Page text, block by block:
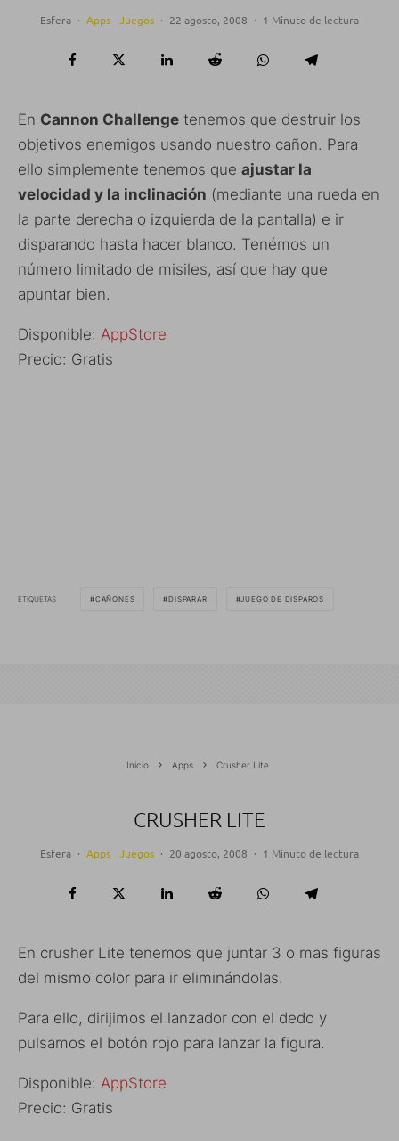
Esfera · Apps Juegos · 22 agosto, 2008 · 1 Minuto de lectura
En Cannon Challenge tenemos que destruir los
objetivos enemigos usando nuestro cañon. Para
ello simplemente tenemos que ajustar la
velocidad y la inclinación (mediante una rueda en
la parte derecha o izquierda de la pantalla) e ir
disparando hasta hacer blanco. Tenémos un
número limitado de misiles, así que hay que
apuntar bien.
Disponible: AppStore
Precio: Gratis
ETIQUETAS CAÑONES DISPARAR JUEGO DE DISPAROS
Inicio Apps Crusher Lite
CRUSHER LITE
Esfera · Apps Juegos · 20 agosto, 2008 · 1 Minuto de lectura
En crusher Lite tenemos que juntar 3 o mas figuras
del mismo color para ir eliminándolas.
Para ello, dirijimos el lanzador con el dedo y
pulsamos el botón rojo para lanzar la figura.
Disponible: AppStore
Precio: Gratis